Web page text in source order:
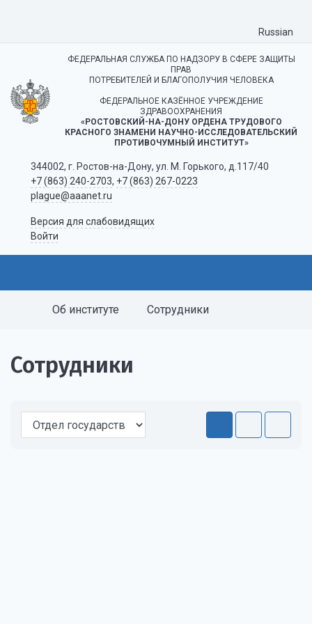
Russian
ФЕДЕРАЛЬНАЯ СЛУЖБА ПО НАДЗОРУ В СФЕРЕ ЗАЩИТЫ
ПРАВ
ПОТРЕБИТЕЛЕЙ И БЛАГОПОЛУЧИЯ ЧЕЛОВЕКА
ФЕДЕРАЛЬНОЕ КАЗЁННОЕ УЧРЕЖДЕНИЕ
ЗДРАВООХРАНЕНИЯ
«РОСТОВСКИЙ-НА-ДОНУ ОРДЕНА ТРУДОВОГО
КРАСНОГО ЗНАМЕНИ НАУЧНО-ИССЛЕДОВАТЕЛЬСКИЙ
ПРОТИВОЧУМНЫЙ ИНСТИТУТ»
344002, г. Ростов-на-Дону, ул. М. Горького, д.117/40
+7 (863) 240-2703, +7 (863) 267-0223
plague@aaanet.ru
Версия для слабовидящих
Войти
Об институте Сотрудники
Сотрудники